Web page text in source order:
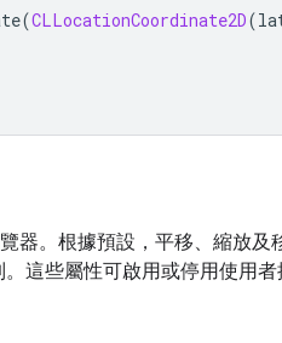
(CLLocationCoordinate2D(
器。根據預設，平移、縮放
。這些屬性可啟用或停用使用